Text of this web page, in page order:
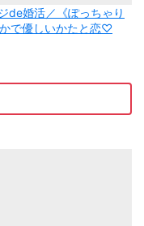
de婚活／《ぽっちゃり
で優しいかたと恋♡